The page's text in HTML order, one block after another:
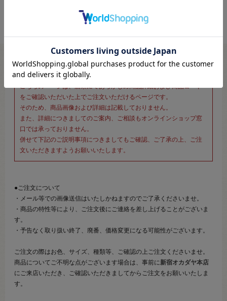
※新宿オカダヤ本店お取り扱い商品のご注文専用ページです※
こちらのページは、店頭にてあらかじめ商品詳細および商品コード
をご確認いただいた上でご注文いただけるページです。
そのため、商品画像および詳細は記載しておりません。
また、詳細につきましてのご案内、ご相談もオンラインショップ窓
口では承っておりません。
併せて下記のご説明事項につきましてもご確認、ご了承の上、ご注
文いただきますようお願いいたします。
●ご注文について
・メール等での画像送信はいたしかねますのでご了承くださいませ。
・商品の特性等により、ご注文後にご連絡を差し上げることがございま
す。
・予告なく取り扱い終了、廃番、価格変更になる可能性がございます。
ご注文の際はお色、サイズ、種類等、ご確認の上ご注文くださいませ。
商品についてご不明な点がございます場合は、事前に新宿オカダヤ本店
にご来店いただき、ご確認いただきましてからご注文をお願いいたしま
す。